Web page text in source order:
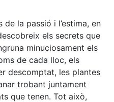
de la passió i l’estima, en
els secrets que
minuciosament els
de cada lloc, els
descomptat, les plantes
trobant juntament
que tenen. Tot això,